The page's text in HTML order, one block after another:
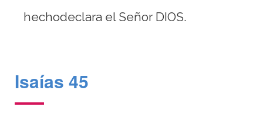
hechodeclara el Señor DIOS.
Isaías 45